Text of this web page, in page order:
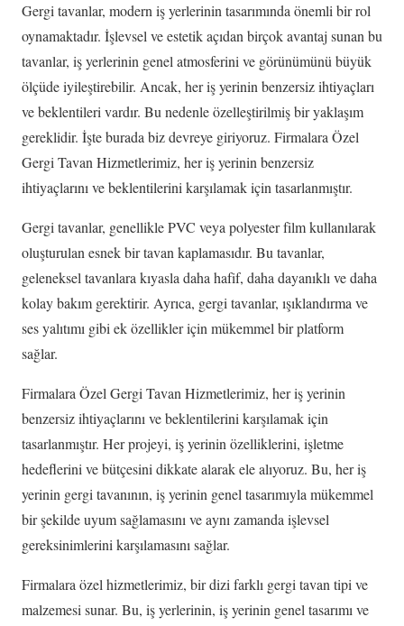
Gergi tavanlar, modern iş yerlerinin tasarımında önemli bir rol
oynamaktadır. İşlevsel ve estetik açıdan birçok avantaj sunan bu
tavanlar, iş yerlerinin genel atmosferini ve görünümünü büyük
ölçüde iyileştirebilir. Ancak, her iş yerinin benzersiz ihtiyaçları
ve beklentileri vardır. Bu nedenle özelleştirilmiş bir yaklaşım
gereklidir. İşte burada biz devreye giriyoruz. Firmalara Özel
Gergi Tavan Hizmetlerimiz, her iş yerinin benzersiz
ihtiyaçlarını ve beklentilerini karşılamak için tasarlanmıştır.
Gergi tavanlar, genellikle PVC veya polyester film kullanılarak
oluşturulan esnek bir tavan kaplamasıdır. Bu tavanlar,
geleneksel tavanlara kıyasla daha hafif, daha dayanıklı ve daha
kolay bakım gerektirir. Ayrıca, gergi tavanlar, ışıklandırma ve
ses yalıtımı gibi ek özellikler için mükemmel bir platform
sağlar.
Firmalara Özel Gergi Tavan Hizmetlerimiz, her iş yerinin
benzersiz ihtiyaçlarını ve beklentilerini karşılamak için
tasarlanmıştır. Her projeyi, iş yerinin özelliklerini, işletme
hedeflerini ve bütçesini dikkate alarak ele alıyoruz. Bu, her iş
yerinin gergi tavanının, iş yerinin genel tasarımıyla mükemmel
bir şekilde uyum sağlamasını ve aynı zamanda işlevsel
gereksinimlerini karşılamasını sağlar.
Firmalara özel hizmetlerimiz, bir dizi farklı gergi tavan tipi ve
malzemesi sunar. Bu, iş yerlerinin, iş yerinin genel tasarımı ve